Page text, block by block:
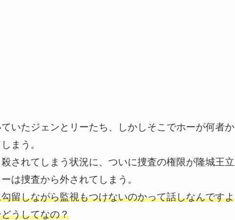
いたジェンとリーたち、しかしそこでホーが何者か
まう。
されてしまう状況に、ついに捜査の権限が隆城王立
は捜査から外されてしまう。
留しながら監視もつけないのかって話しなんですよ
うしてなの？